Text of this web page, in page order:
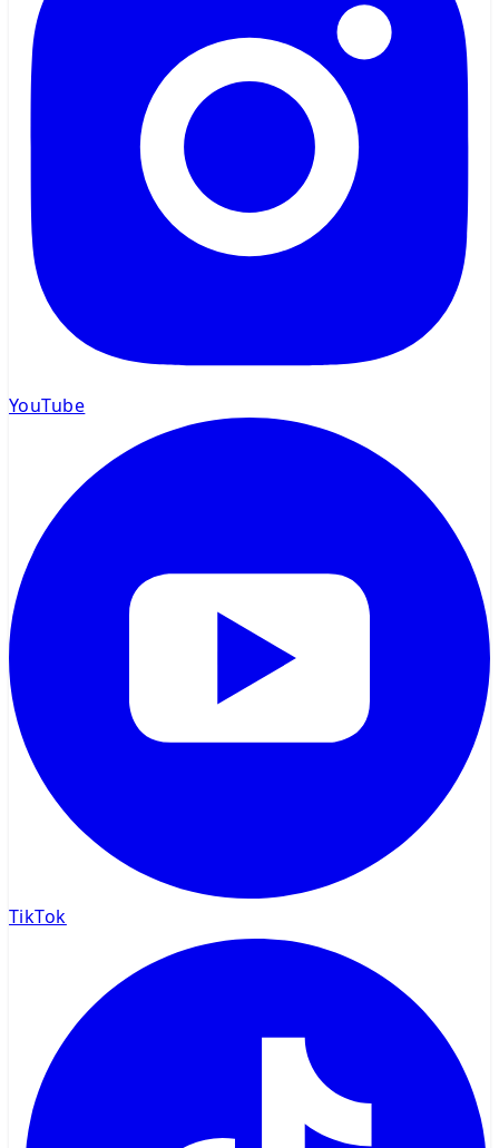
YouTube
TikTok